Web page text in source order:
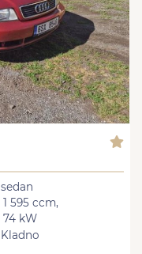
sedan
1 595 ccm,
74 kW
Kladno